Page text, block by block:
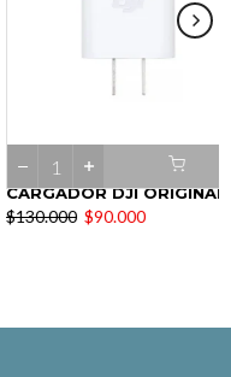
DJI ORIGINAL
$90.000